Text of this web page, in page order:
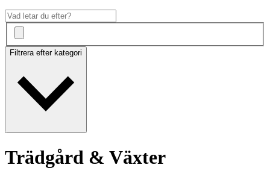
Filtrera efter kategori
Trädgård & Växter